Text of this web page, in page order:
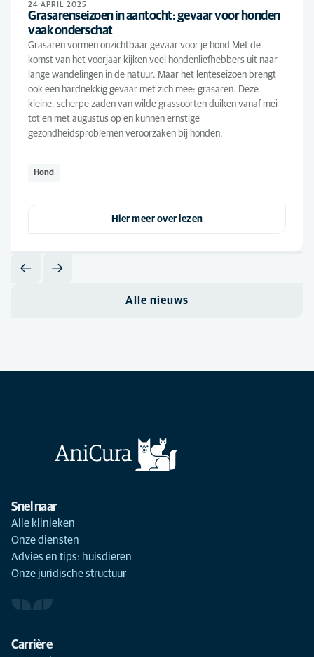
24 APRIL 2025
Grasarenseizoen in aantocht: gevaar voor honden
vaak onderschat
Grasaren vormen onzichtbaar gevaar voor je hond Met de
komst van het voorjaar kijken veel hondenliefhebbers uit naar
lange wandelingen in de natuur. Maar het lenteseizoen brengt
ook een hardnekkig gevaar met zich mee: grasaren. Deze
kleine, scherpe zaden van wilde grassoorten duiken vanaf mei
tot en met augustus op en kunnen ernstige
gezondheidsproblemen veroorzaken bij honden.
Hond
Hier meer over lezen
Alle nieuws
Snel naar
Alle klinieken
Onze diensten
Advies en tips: huisdieren
Onze juridische structuur
Carrière